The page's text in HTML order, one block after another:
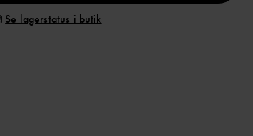
Se lagerstatus i butik